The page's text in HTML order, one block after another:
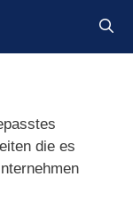
die es